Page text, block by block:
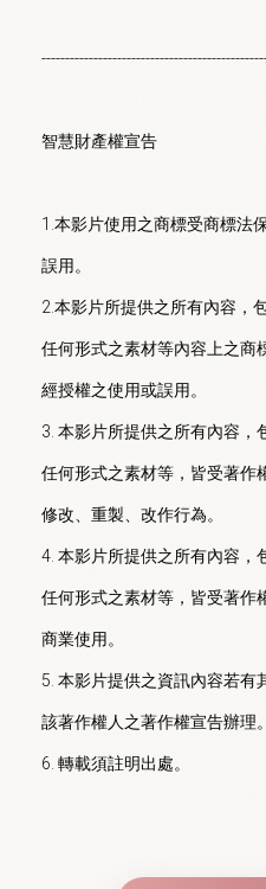
智慧財產權宣告
1.本影片使用之商標受商標法
誤用。
2.本影片所提供之所有內容，
任何形式之素材等內容上之商
經授權之使用或誤用。
3. 本影片所提供之所有內容
任何形式之素材等，皆受著作
修改、重製、改作行為。
4. 本影片所提供之所有內容，
任何形式之素材等，皆受著作
商業使用。
5. 本影片提供之資訊內容若有
該著作權人之著作權宣告辦理。
6. 轉載須註明出處。